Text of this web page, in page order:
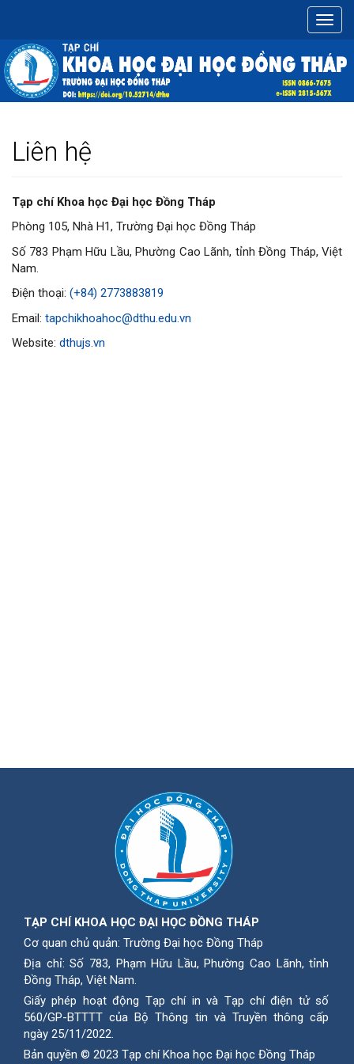
chính
Nội
dung
chính
Thanh
Liên hệ
Tạp chí Khoa học Đại học Đồng Tháp
Phòng 105, Nhà H1, Trường Đại học Đồng Tháp
Số 783 Phạm Hữu Lầu, Phường Cao Lãnh, tỉnh Đồng Tháp, Việt
Nam.
Điện thoại: (+84) 2773883819
Email: tapchikhoahoc@dthu.edu.vn
Website: dthujs.vn
TẠP CHÍ KHOA HỌC ĐẠI HỌC ĐỒNG THÁP
Cơ quan chủ quản: Trường Đại học Đồng Tháp
Địa chỉ: Số 783, Phạm Hữu Lầu, Phường Cao Lãnh, tỉnh
Ðồng Tháp, Việt Nam.
Giấy phép hoạt động Tạp chí in và Tạp chí điện tử số
560/GP-BTTTT của Bộ Thông tin và Truyền thông cấp
ngày 25/11/2022.
Bản quyền © 2023 Tạp chí Khoa học Đại học Đồng Tháp